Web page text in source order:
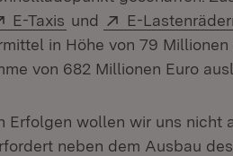
neuem Fenster)
Extern:
E-Taxis (Öffnet in neuem
und Extern:
E-
in Höhe von 79
von 682 Millionen Euro
Erfolgen wollen wir uns nicht
neben dem Ausbau